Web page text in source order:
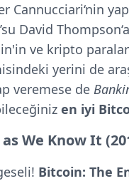
Cannucciari‘nin
David
ve kripto
yerini de
veremese de
en iyi
We Know It
Bitcoin: The